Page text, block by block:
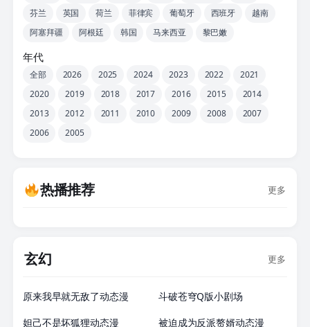
芬兰
英国 荷兰 菲律宾 葡萄牙 西班牙
越南
阿塞拜疆
阿根廷 韩国 马来西亚 黎巴嫩
年代
全部 2026 2025 2024 2023 2022
2021
2020
2019 2018 2017 2016 2015
2014
2013
2012 2011 2010 2009 2008
2007
2006
2005
热播推荐 更多
玄幻 更多
原来我早就无敌了动态漫 斗破苍穹Q版小剧场
24集全
妲己不是坏狐狸动态漫 被迫成为反派赘婿动态漫